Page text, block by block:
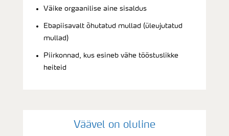
Väike orgaanilise aine sisaldus
Ebapiisavalt õhutatud mullad (üleujutatud
mullad)
Piirkonnad, kus esineb vähe tööstuslikke
heiteid
Väävel on oluline